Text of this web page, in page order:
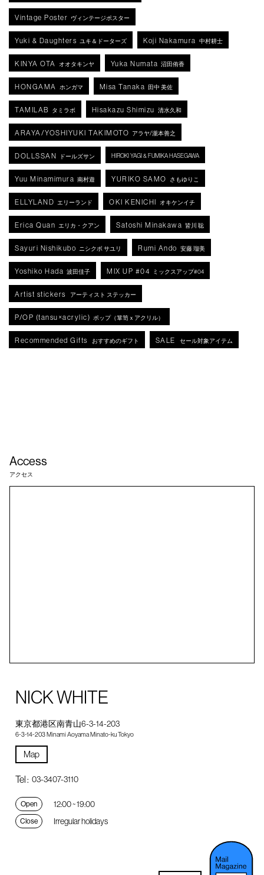
Vintage Poster ヴィンテージポスター
Yuki & Daughters ユキ＆ドーターズ Koji Nakamura 中村耕士
KINYA OTA オオタキンヤ Yuka Numata 沼田侑香
HONGAMA ホンガマ Misa Tanaka 田中 美佐
TAMILAB タミラボ Hisakazu Shimizu 清水久和
ARAYA/YOSHIYUKI TAKIMOTO アラヤ/瀧本善之
DOLLSSAN ドールズサン HIROKI YAGI & FUMIKA HASEGAWA
Yuu Minamimura 南村遊 YURIKO SAMO さもゆりこ
ELLYLAND エリーランド OKI KENICHI オキケンイチ
Erica Quan エリカ・クアン Satoshi Minakawa 皆川 聡
Sayuri Nishikubo ニシクボ サユリ Rumi Ando 安藤 瑠美
Yoshiko Hada 波田佳子 MIX UP #04 ミックスアップ#04
Artist stickers アーティスト ステッカー
P/OP (tansu×acrylic) ポップ（箪笥ｘアクリル）
Recommended Gifts おすすめのギフト SALE セール対象アイテム
Access
アクセス
NICK WHITE
東京都港区南青山6-3-14-203
6-3-14-203 Minami Aoyama Minato-ku Tokyo
Map
Tel : 03-3407-3110
Open 12:00 ~ 19:00
Close Irregular holidays